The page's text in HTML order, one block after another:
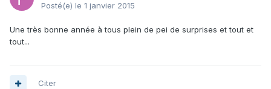
Posté(e) le 1 janvier 2015
Une très bonne année à tous plein de pei de surprises et tout et
tout...
Citer